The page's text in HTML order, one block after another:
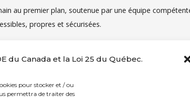
du Canada et la Loi 25 du Québec.
pour stocker et / ou
permettra de traiter des
au premier plan, soutenue par une équipe
propres et sécurisées.
dévouée et
Des programmes
aquatiques et sportives